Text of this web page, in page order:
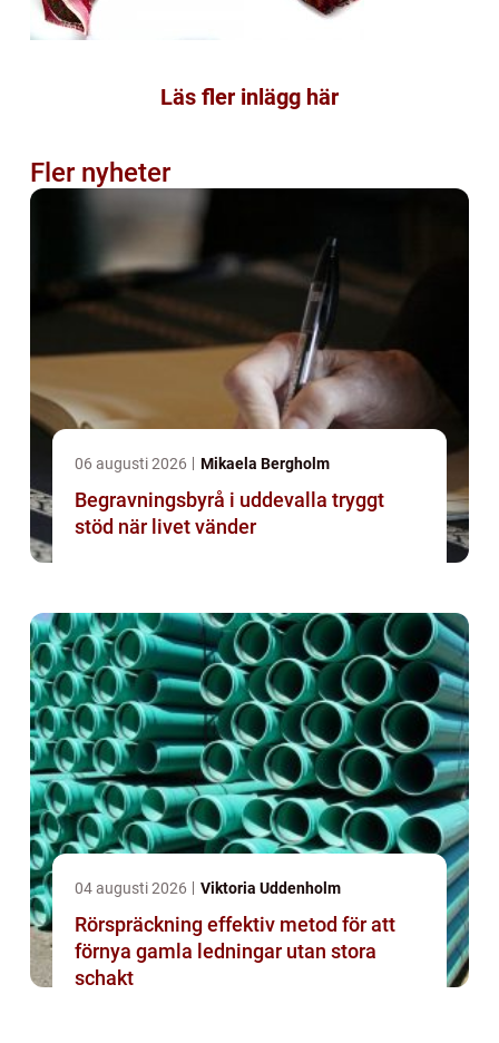
Läs fler inlägg här
Fler nyheter
06 augusti 2026 Mikaela Bergholm
Begravningsbyrå i uddevalla tryggt
stöd när livet vänder
04 augusti 2026 Viktoria Uddenholm
Rörspräckning effektiv metod för att
förnya gamla ledningar utan stora
schakt